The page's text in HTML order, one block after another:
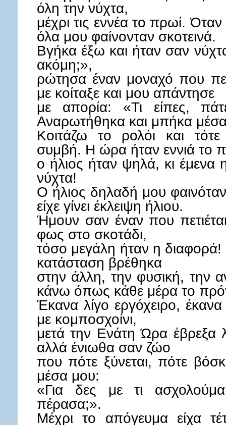
όλη την νύχτα,
μέχρι τις εννέα το πρωί.
όλα μου φαίνονταν σκοτεινά.
Βγήκα έξω και ήταν σαν
ακόμη;»,
ρώτησα έναν μοναχό που
με κοίταξε και μου απάντησε
με απορία: «Τι είπες,
Αναρωτήθηκα και μπήκα
Κοιτάζω το ρολόι και τότε
συμβή. Η ώρα ήταν εννιά το
ο ήλιος ήταν ψηλά, κι
νύχτα!
Ο ήλιος δηλαδή μου
είχε γίνει έκλειψη ήλιου.
Ήμουν σαν έναν που
φως στο σκοτάδι,
τόσο μεγάλη ήταν η διαφορά!
κατάσταση βρέθηκα
στην άλλη, την φυσική, την
κάνω όπως κάθε μέρα το
Έκανα λίγο εργόχειρο,
με κομποσχοίνι,
μετά την Ενάτη Ώρα έβρεξα
αλλά ένιωθα σαν ζώο
που πότε ξύνεται, πότε
μέσα μου:
«Για δες με τι
πέρασα;».
Μέχρι το απόγευμα είχα